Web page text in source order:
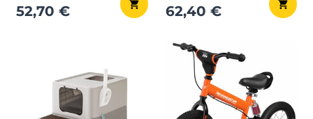
52,70 € 62,40 €